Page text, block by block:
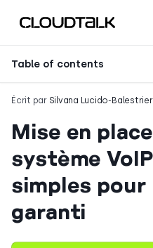
Table of contents
Écrit par Silvana Lucido-
Mise en
système
simples pour
garanti